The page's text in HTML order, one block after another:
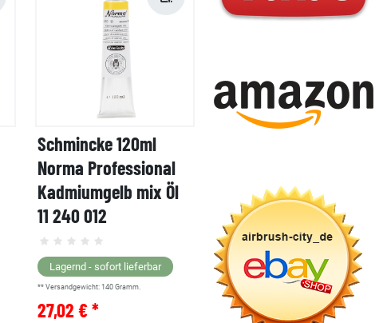
Schmincke 120ml
Norma Professional
Kadmiumgelb mix Öl
11 240 012
Lagernd - sofort lieferbar
** Versandgewicht: 140 Gramm.
27,02 € *